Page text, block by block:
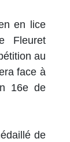
en lice
Fleuret
au
face à
16e de
de